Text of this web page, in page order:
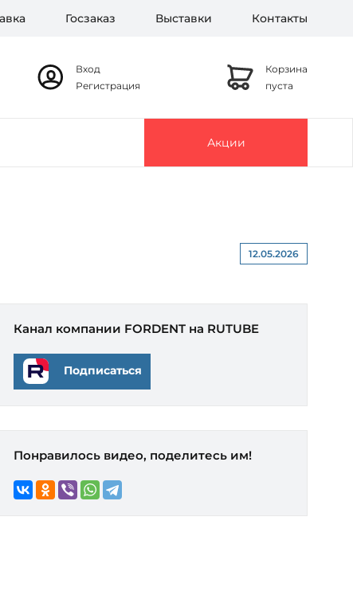
Госзаказ Выставки Контакты
Вход
Регистрация
Корзина
пуста
Акции
12.05.2026
Канал компании FORDENT на RUTUBE
Подписаться
Понравилось видео, поделитесь им!